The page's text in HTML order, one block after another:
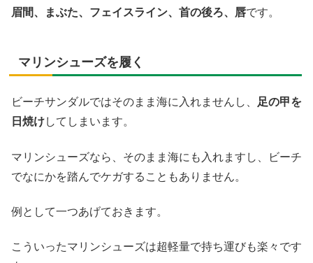
眉間、まぶた、フェイスライン、首の後ろ、唇です。
マリンシューズを履く
ビーチサンダルではそのまま海に入れませんし、
足の甲を
日焼けしてしまいます。
マリンシューズなら、そのまま海にも入れますし、ビーチ
でなにかを踏んでケガすることもありません。
例として一つあげておきます。
こういったマリンシューズは超軽量で持ち運びも楽々です